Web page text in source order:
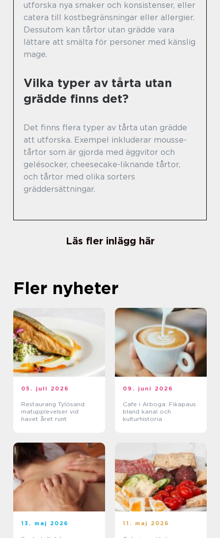
utforska nya smaker och konsistenser, eller
catera till kostbegränsningar eller allergier.
Dessutom kan tårtor utan grädde vara
lättare att smälta för personer med känslig
mage.
Vilka typer av tårta utan
grädde finns det?
Det finns flera typer av tårta utan grädde
att utforska. Exempel inkluderar mousse-
tårtor som är gjorda med äggvitor och
gelésocker, cheesecake-liknande tårtor,
och tårtor med olika sorters
gräddersättningar.
Läs fler inlägg här
Fler nyheter
05. juli 2026
Restaurang Tylösand:
matupplevelser vid
havet året runt
09. juni 2026
Cafe i Arboga: Fikapaus
bland kanal och
kulturhistoria
13. maj 2026 11. maj 2026